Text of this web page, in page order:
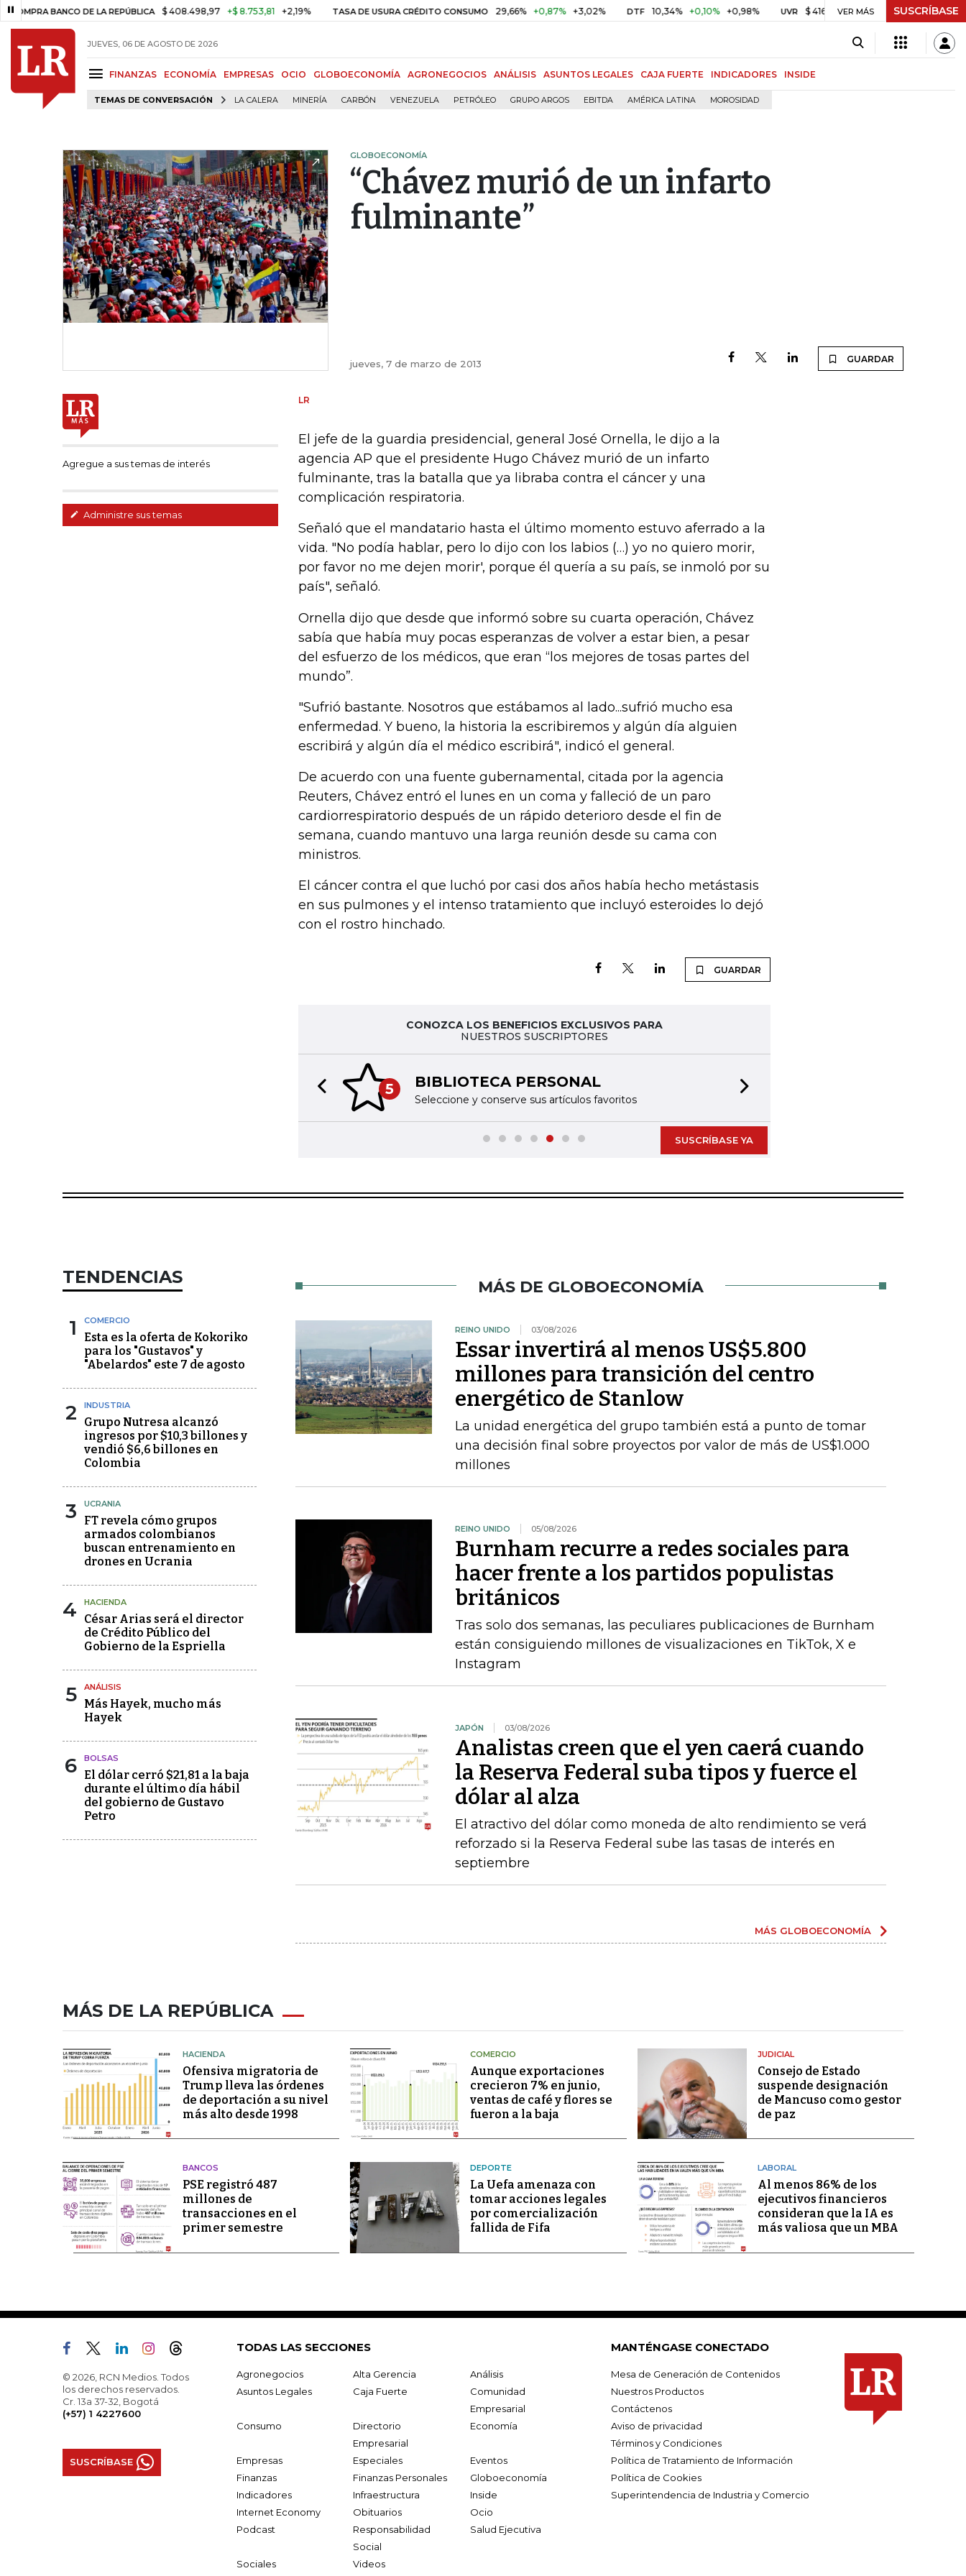
BANCO DE LA REPÚBLICA $ 408.498,97 +$ 8.753,81 +2,19% TASA DE USURA CRÉDITO CONSUMO 29,66% +0,87% +3,02% DTF 10,34% +0,10% +0,98% UVR $ 416,86 +$ 0,05 +0,01% BITCOIN US$
VER MÁS SUSCRÍBASE
JUEVES, 06 DE AGOSTO DE 2026
FINANZAS ECONOMÍA EMPRESAS OCIO GLOBOECONOMÍA AGRONEGOCIOS ANÁLISIS ASUNTOS LEGALES CAJA FUERTE INDICADORES INSIDE
TEMAS DE CONVERSACIÓN LA CALERA MINERÍA CARBÓN VENEZUELA PETRÓLEO GRUPO ARGOS EBITDA AMÉRICA LATINA MOROSIDAD
GLOBOECONOMÍA
“Chávez murió de un infarto
fulminante”
jueves, 7 de marzo de 2013 GUARDAR
Agregue a sus temas de interés
Administre sus temas
LR
El jefe de la guardia presidencial, general José Ornella, le dijo a la
agencia AP que el presidente Hugo Chávez murió de un infarto
fulminante, tras la batalla que ya libraba contra el cáncer y una
complicación respiratoria.
Señaló que el mandatario hasta el último momento estuvo aferrado a la
vida. "No podía hablar, pero lo dijo con los labios (…) yo no quiero morir,
por favor no me dejen morir', porque él quería a su país, se inmoló por su
país", señaló.
Ornella dijo que desde que informó sobre su cuarta operación, Chávez
sabía que había muy pocas esperanzas de volver a estar bien, a pesar
del esfuerzo de los médicos, que eran “los mejores de tosas partes del
mundo”.
"Sufrió bastante. Nosotros que estábamos al lado...sufrió mucho esa
enfermedad. Y bueno, la historia la escribiremos y algún día alguien
escribirá y algún día el médico escribirá", indicó el general.
De acuerdo con una fuente gubernamental, citada por la agencia
Reuters, Chávez entró el lunes en un coma y falleció de un paro
cardiorrespiratorio después de un rápido deterioro desde el fin de
semana, cuando mantuvo una larga reunión desde su cama con
ministros.
El cáncer contra el que luchó por casi dos años había hecho metástasis
en sus pulmones y el intenso tratamiento que incluyó esteroides lo dejó
con el rostro hinchado.
GUARDAR
CONOZCA LOS BENEFICIOS EXCLUSIVOS PARA
NUESTROS SUSCRIPTORES
5 BIBLIOTECA PERSONAL
Seleccione y conserve sus artículos favoritos
Previous slide
SUSCRÍBASE YA
TENDENCIAS
1 COMERCIO
Esta es la oferta de Kokoriko
para los "Gustavos" y
"Abelardos" este 7 de agosto
2 INDUSTRIA
Grupo Nutresa alcanzó
ingresos por $10,3 billones y
vendió $6,6 billones en
Colombia
3 UCRANIA
FT revela cómo grupos
armados colombianos
buscan entrenamiento en
drones en Ucrania
4 HACIENDA
César Arias será el director
de Crédito Público del
Gobierno de la Espriella
5 ANÁLISIS
Más Hayek, mucho más
Hayek
6 BOLSAS
El dólar cerró $21,81 a la baja
durante el último día hábil
del gobierno de Gustavo
Petro
MÁS DE GLOBOECONOMÍA
REINO UNIDO 03/08/2026
Essar invertirá al menos US$5.800
millones para transición del centro
energético de Stanlow
La unidad energética del grupo también está a punto de tomar
una decisión final sobre proyectos por valor de más de US$1.000
millones
REINO UNIDO 05/08/2026
Burnham recurre a redes sociales para
hacer frente a los partidos populistas
británicos
Tras solo dos semanas, las peculiares publicaciones de Burnham
están consiguiendo millones de visualizaciones en TikTok, X e
Instagram
JAPÓN 03/08/2026
Analistas creen que el yen caerá cuando
la Reserva Federal suba tipos y fuerce el
dólar al alza
El atractivo del dólar como moneda de alto rendimiento se verá
reforzado si la Reserva Federal sube las tasas de interés en
septiembre
MÁS GLOBOECONOMÍA
MÁS DE LA REPÚBLICA
HACIENDA
Ofensiva migratoria de
Trump lleva las órdenes
de deportación a su nivel
más alto desde 1998
COMERCIO
Aunque exportaciones
crecieron 7% en junio,
ventas de café y flores se
fueron a la baja
JUDICIAL
Consejo de Estado
suspende designación
de Mancuso como gestor
de paz
BANCOS
PSE registró 487
millones de
transacciones en el
primer semestre
DEPORTE
La Uefa amenaza con
tomar acciones legales
por comercialización
fallida de Fifa
LABORAL
Al menos 86% de los
ejecutivos financieros
consideran que la IA es
más valiosa que un MBA
© 2026, RCN Medios. Todos
los derechos reservados.
Cr. 13a 37-32, Bogotá
(+57) 1 4227600
SUSCRÍBASE
TODAS LAS SECCIONES
Agronegocios Alta Gerencia
Análisis
Asuntos Legales
Caja Fuerte
Comunidad
Empresarial
Consumo
Directorio
Empresarial
Economía
Empresas Especiales
Eventos
Finanzas
Finanzas Personales
Globoeconomía
Indicadores
Infraestructura
Inside
Internet Economy
Obituarios
Ocio
Podcast
Responsabilidad
Social
Salud Ejecutiva
Sociales Videos
MANTÉNGASE CONECTADO
Mesa de Generación de Contenidos
Nuestros Productos
Contáctenos
Aviso de privacidad
Términos y Condiciones
Política de Tratamiento de Información
Política de Cookies
Superintendencia de Industria y Comercio